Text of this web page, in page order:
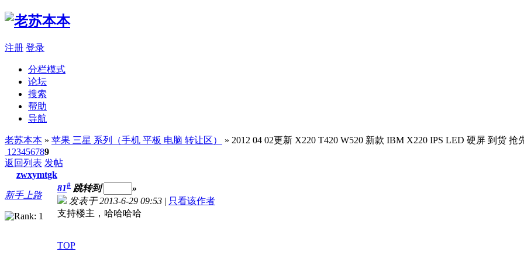
注册 登录
分栏模式
论坛
搜索
帮助
导航
老苏本本 » 苹果 三星 系列（手机 平板 电脑 转让区）
» 2012 04 02更新 X220 T420 W520 新款 IBM X220 IPS LED 硬屏 到货 抢
1 23456789
返回列表 发帖
zwxymtgk
新手上路
81# 跳转到
»
发表于 2013-6-29 09:53 | 只看该作者
支持楼主，哈哈哈哈
TOP